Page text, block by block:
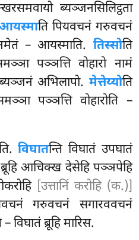
ब्यञ्जनसिलिट्ठता
ति पियवचनं गरुवचनं
– आयस्माति. तिस्सोति
पञ्ञत्ति वोहारो नामं
अभिलापो. मेत्तेय्योति
पञ्ञत्ति वोहारोति –
विघातन्ति विघातं उपघातं
आचिक्ख देसेहि पञ्ञपेहि
[उत्तानिं करोहि (क.)]
गरुवचनं सगारववचनं
विघातं ब्रूहि मारिस.